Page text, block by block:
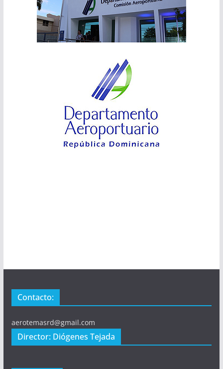
Contacto:
aerotemasrd@gmail.com
Director: Diógenes Tejada